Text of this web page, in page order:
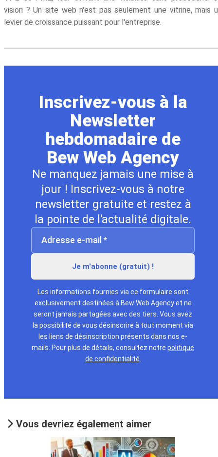
vision ? Un site web n'est pas seulement une vitrine, mais
levier de croissance puissant pour l'entreprise.
Inscrivez-vous à la
Newsletter
hebdomadaire de
Bew Web Agency
Ne manquez jamais une mise à
jour ! Inscrivez-vous à notre
newsletter gratuite et restez à
la pointe de l'actualité digitale.
Les informations fournies via ce formulaire sont
exclusivement destinées à Bew Web Agency et ne
seront jamais partagées avec des tiers. Vous avez
la possibilité de vous désinscrire à tout moment via
les liens de désinscription présents dans nos e-
mails. Pour plus de détails, consultez notre politique
de confidentialité
Vous devriez également aimer